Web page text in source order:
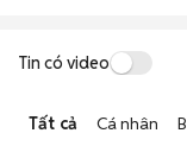
Tin có video
Tất cả Cá nhân